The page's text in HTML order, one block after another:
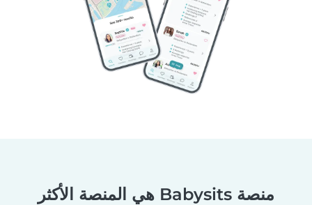
منصة Babysits هي المنصة الأكثر